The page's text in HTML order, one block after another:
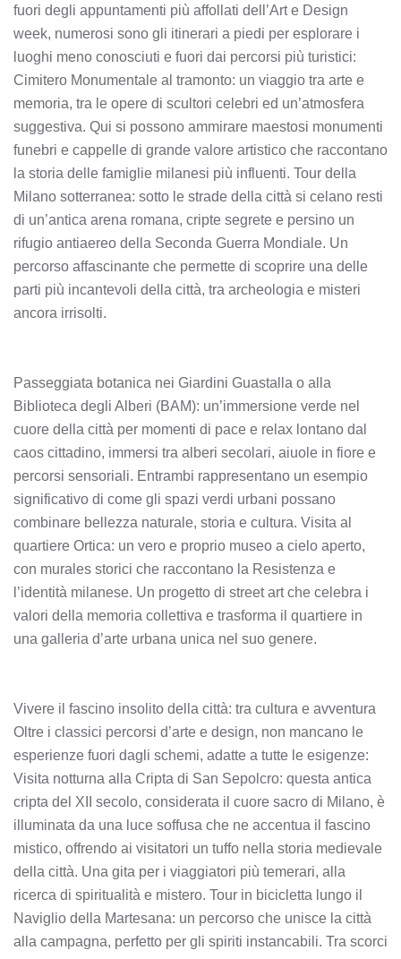
fuori degli appuntamenti più affollati dell’Art e Design
week, numerosi sono gli itinerari a piedi per esplorare i
luoghi meno conosciuti e fuori dai percorsi più turistici:
Cimitero Monumentale al tramonto: un viaggio tra arte e
memoria, tra le opere di scultori celebri ed un’atmosfera
suggestiva. Qui si possono ammirare maestosi monumenti
funebri e cappelle di grande valore artistico che raccontano
la storia delle famiglie milanesi più influenti. Tour della
Milano sotterranea: sotto le strade della città si celano resti
di un’antica arena romana, cripte segrete e persino un
rifugio antiaereo della Seconda Guerra Mondiale. Un
percorso affascinante che permette di scoprire una delle
parti più incantevoli della città, tra archeologia e misteri
ancora irrisolti.
Passeggiata botanica nei Giardini Guastalla o alla
Biblioteca degli Alberi (BAM): un’immersione verde nel
cuore della città per momenti di pace e relax lontano dal
caos cittadino, immersi tra alberi secolari, aiuole in fiore e
percorsi sensoriali. Entrambi rappresentano un esempio
significativo di come gli spazi verdi urbani possano
combinare bellezza naturale, storia e cultura. Visita al
quartiere Ortica: un vero e proprio museo a cielo aperto,
con murales storici che raccontano la Resistenza e
l’identità milanese. Un progetto di street art che celebra i
valori della memoria collettiva e trasforma il quartiere in
una galleria d’arte urbana unica nel suo genere.
Vivere il fascino insolito della città: tra cultura e avventura
Oltre i classici percorsi d’arte e design, non mancano le
esperienze fuori dagli schemi, adatte a tutte le esigenze:
Visita notturna alla Cripta di San Sepolcro: questa antica
cripta del XII secolo, considerata il cuore sacro di Milano, è
illuminata da una luce soffusa che ne accentua il fascino
mistico, offrendo ai visitatori un tuffo nella storia medievale
della città. Una gita per i viaggiatori più temerari, alla
ricerca di spiritualità e mistero. Tour in bicicletta lungo il
Naviglio della Martesana: un percorso che unisce la città
alla campagna, perfetto per gli spiriti instancabili. Tra scorci